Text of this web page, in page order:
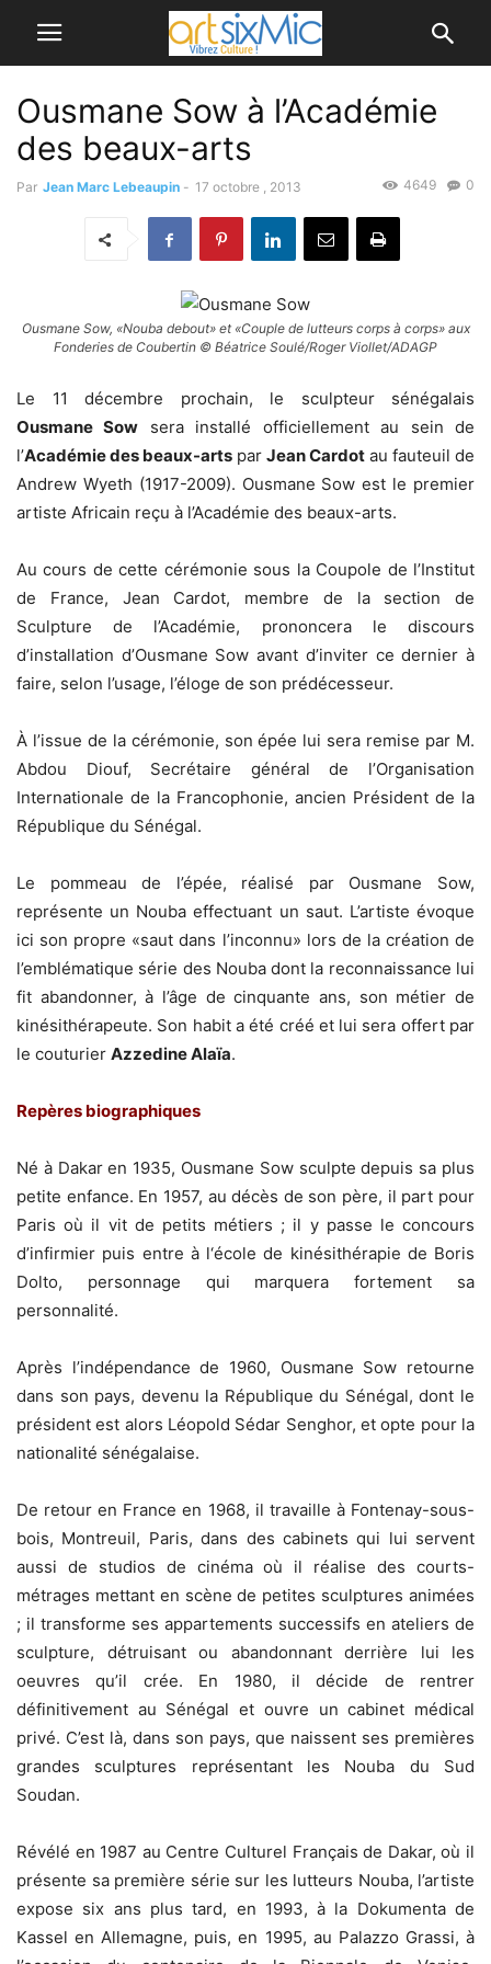
Ousmane Sow à l’Académie
des beaux-arts
Par Jean Marc Lebeaupin - 17 octobre , 2013 0
4649
Ousmane Sow, «Nouba debout» et «Couple de lutteurs corps à corps» aux
Fonderies de Coubertin © Béatrice Soulé/Roger Viollet/ADAGP
Le 11 décembre prochain, le sculpteur sénégalais
Ousmane Sow sera installé officiellement au sein de
l’Académie des beaux-arts par Jean Cardot au fauteuil de
Andrew Wyeth (1917-2009). Ousmane Sow est le premier
artiste Africain reçu à l’Académie des beaux-arts.
Au cours de cette cérémonie sous la Coupole de l’Institut
de France, Jean Cardot, membre de la section de
Sculpture de l’Académie, prononcera le discours
d’installation d’Ousmane Sow avant d’inviter ce dernier à
faire, selon l’usage, l’éloge de son prédécesseur.
À l’issue de la cérémonie, son épée lui sera remise par M.
Abdou Diouf, Secrétaire général de l’Organisation
Internationale de la Francophonie, ancien Président de la
République du Sénégal.
Le pommeau de l’épée, réalisé par Ousmane Sow,
représente un Nouba effectuant un saut. L’artiste évoque
ici son propre «saut dans l’inconnu» lors de la création de
l’emblématique série des Nouba dont la reconnaissance lui
fit abandonner, à l’âge de cinquante ans, son métier de
kinésithérapeute. Son habit a été créé et lui sera offert par
le couturier Azzedine Alaïa.
Repères biographiques
Né à Dakar en 1935, Ousmane Sow sculpte depuis sa plus
petite enfance. En 1957, au décès de son père, il part pour
Paris où il vit de petits métiers ; il y passe le concours
d’infirmier puis entre à l‘école de kinésithérapie de Boris
Dolto, personnage qui marquera fortement sa
personnalité.
Après l’indépendance de 1960, Ousmane Sow retourne
dans son pays, devenu la République du Sénégal, dont le
président est alors Léopold Sédar Senghor, et opte pour la
nationalité sénégalaise.
De retour en France en 1968, il travaille à Fontenay-sous-
bois, Montreuil, Paris, dans des cabinets qui lui servent
aussi de studios de cinéma où il réalise des courts-
métrages mettant en scène de petites sculptures animées
; il transforme ses appartements successifs en ateliers de
sculpture, détruisant ou abandonnant derrière lui les
oeuvres qu’il crée. En 1980, il décide de rentrer
définitivement au Sénégal et ouvre un cabinet médical
privé. C’est là, dans son pays, que naissent ses premières
grandes sculptures représentant les Nouba du Sud
Soudan.
Révélé en 1987 au Centre Culturel Français de Dakar, où il
présente sa première série sur les lutteurs Nouba, l’artiste
expose six ans plus tard, en 1993, à la Dokumenta de
Kassel en Allemagne, puis, en 1995, au Palazzo Grassi, à